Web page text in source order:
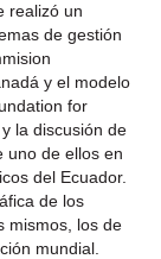
realizó un
de gestión
y el modelo
for
la discusión de
uno de ellos en
del Ecuador.
de los
mismos, los de
mundial.